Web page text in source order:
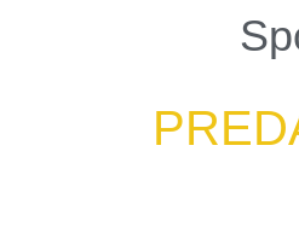
PRED